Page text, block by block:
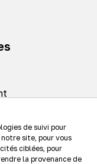
de suivi pour
site, pour vous
ciblées, pour
la provenance de